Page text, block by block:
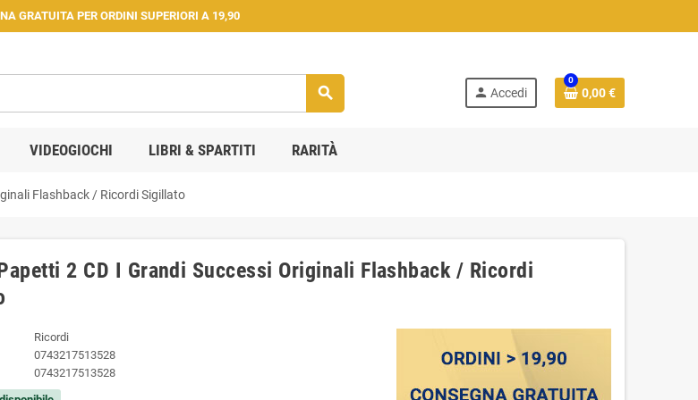
GRATUITA PER ORDINI SUPERIORI A 19,90
search person Accedi
0
0,00 €
VIDEOGIOCHI LIBRI & SPARTITI RARITÀ
Flashback / Ricordi ‎Sigillato
2 CD I Grandi Successi Originali Flashback / Ricordi
Ricordi
0743217513528
0743217513528